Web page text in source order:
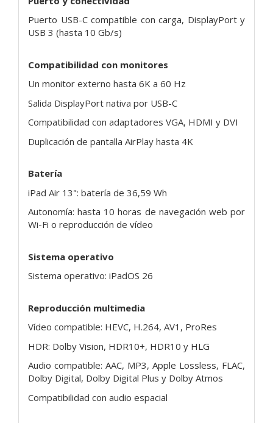
Puerto USB-C compatible con carga, DisplayPort y
USB 3 (hasta 10 Gb/s)
Compatibilidad con monitores
Un monitor externo hasta 6K a 60 Hz
Salida DisplayPort nativa por USB-C
Compatibilidad con adaptadores VGA, HDMI y DVI
Duplicación de pantalla AirPlay hasta 4K
Batería
iPad Air 13": batería de 36,59 Wh
Autonomía: hasta 10 horas de navegación web por
Wi-Fi o reproducción de vídeo
Sistema operativo
Sistema operativo: iPadOS 26
Reproducción multimedia
Vídeo compatible: HEVC, H.264, AV1, ProRes
HDR: Dolby Vision, HDR10+, HDR10 y HLG
Audio compatible: AAC, MP3, Apple Lossless, FLAC,
Dolby Digital, Dolby Digital Plus y Dolby Atmos
Compatibilidad con audio espacial